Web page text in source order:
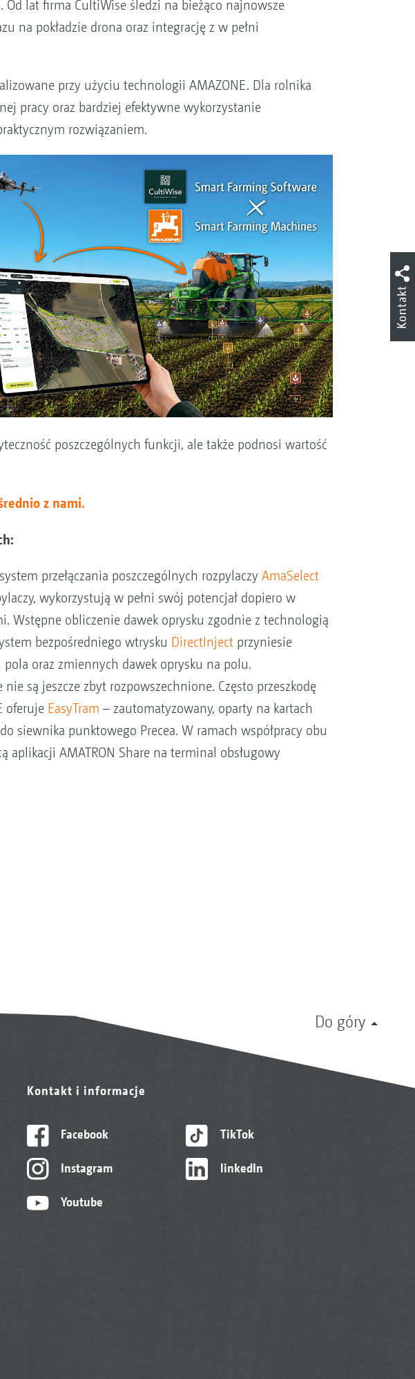
lat firma CultiWise śledzi na bieżąco najnowsze
na pokładzie drona oraz integrację z w pełni
przy użyciu technologii AMAZONE. Dla rolnika
pracy oraz bardziej efektywne wykorzystanie
rozwiązaniem.
poszczególnych funkcji, ale także podnosi wartość
z nami.
przełączania poszczególnych rozpylaczy AmaSelect
wykorzystują w pełni swój potencjał dopiero w
obliczenie dawek oprysku zgodnie z technologią
bezpośredniego wtrysku DirectInject przyniesie
oraz zmiennych dawek oprysku na polu.
są jeszcze zbyt rozpowszechnione. Często przeszkodę
oferuje EasyTram – zautomatyzowany, oparty na kartach
siewnika punktowego Precea. W ramach współpracy obu
aplikacji AMATRON Share na terminal obsługowy
Do góry
Kontakt i informacje
Facebook
Instagram
Youtube
TikTok
linkedIn
Kontakt